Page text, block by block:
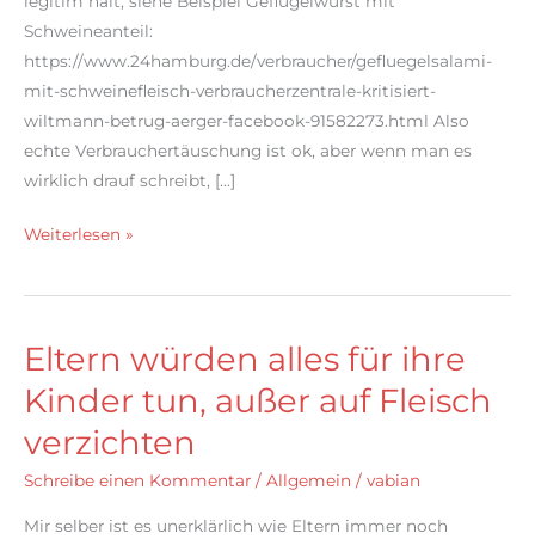
Schweineanteil:
https://www.24hamburg.de/verbraucher/gefluegelsalami-
mit-schweinefleisch-verbraucherzentrale-kritisiert-
wiltmann-betrug-aerger-facebook-91582273.html Also
echte Verbrauchertäuschung ist ok, aber wenn man es
wirklich drauf schreibt, […]
Soja-
soll
Milch
Weiterlesen »
Eltern würden alles für ihre
Kinder tun, außer auf Fleisch
verzichten
Schreibe einen Kommentar / Allgemein / vabian
Mir selber ist es unerklärlich wie Eltern immer noch